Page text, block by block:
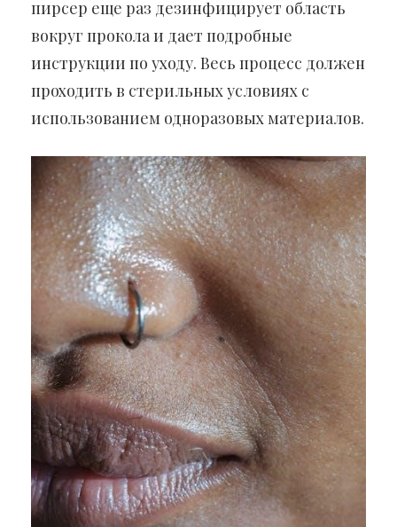
пирсер еще раз дезинфицирует область
вокруг прокола и дает подробные
инструкции по уходу. Весь процесс должен
проходить в стерильных условиях с
использованием одноразовых материалов.